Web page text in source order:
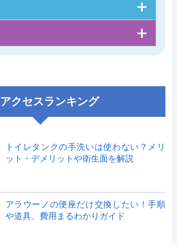
アクセスランキング
トイレタンクの手洗いは使わない？メリ
ット・デメリットや衛生面を解説
アラウーノの便座だけ交換したい！手順
や道具、費用まるわかりガイド